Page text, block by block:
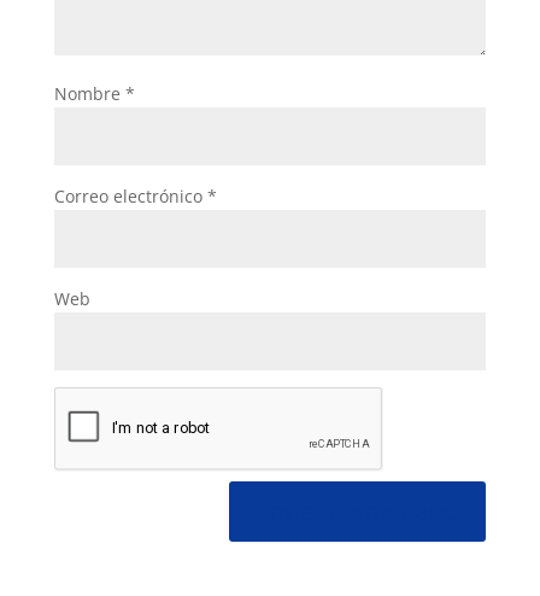
Nombre *
Correo electrónico *
Web